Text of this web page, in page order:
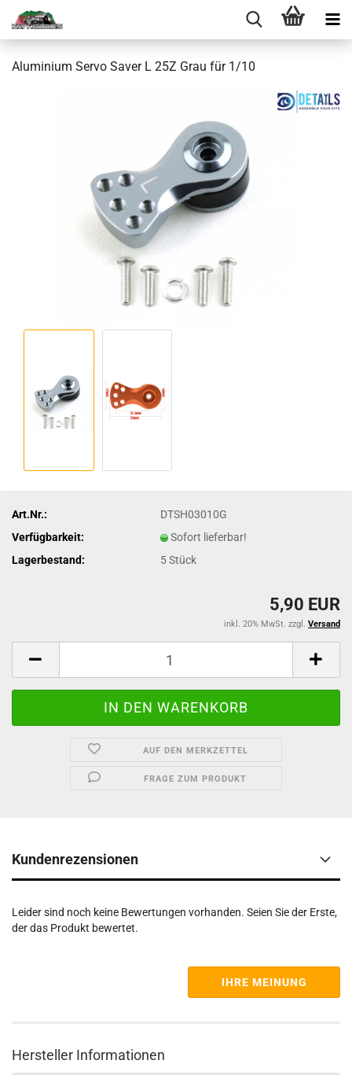
Aluminium Servo Saver L 25Z Grau für 1/10
Art.Nr.:
DTSH03010G
Verfügbarkeit:
Sofort lieferbar!
Lagerbestand:
5Stück
5,90 EUR
inkl. 20% MwSt. zzgl. Versand
AUF DEN MERKZETTEL
FRAGE ZUM PRODUKT
Kundenrezensionen
Leider sind noch keine Bewertungen vorhanden. Seien Sie der Erste,
der das Produkt bewertet.
IHRE MEINUNG
Hersteller Informationen